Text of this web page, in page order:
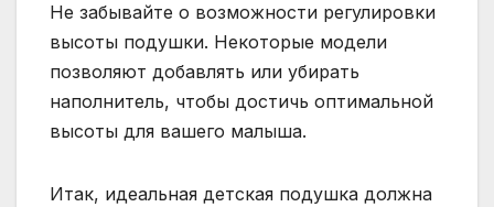
Не забывайте о возможности регулировки
высоты подушки. Некоторые модели
позволяют добавлять или убирать
наполнитель, чтобы достичь оптимальной
высоты для вашего малыша.
Итак, идеальная детская подушка должна